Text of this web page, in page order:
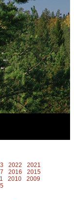
2022
2021
2016
2015
2010
2009